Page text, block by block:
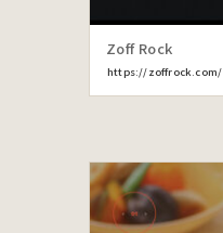
Zoff Rock
https://zoffrock.com/